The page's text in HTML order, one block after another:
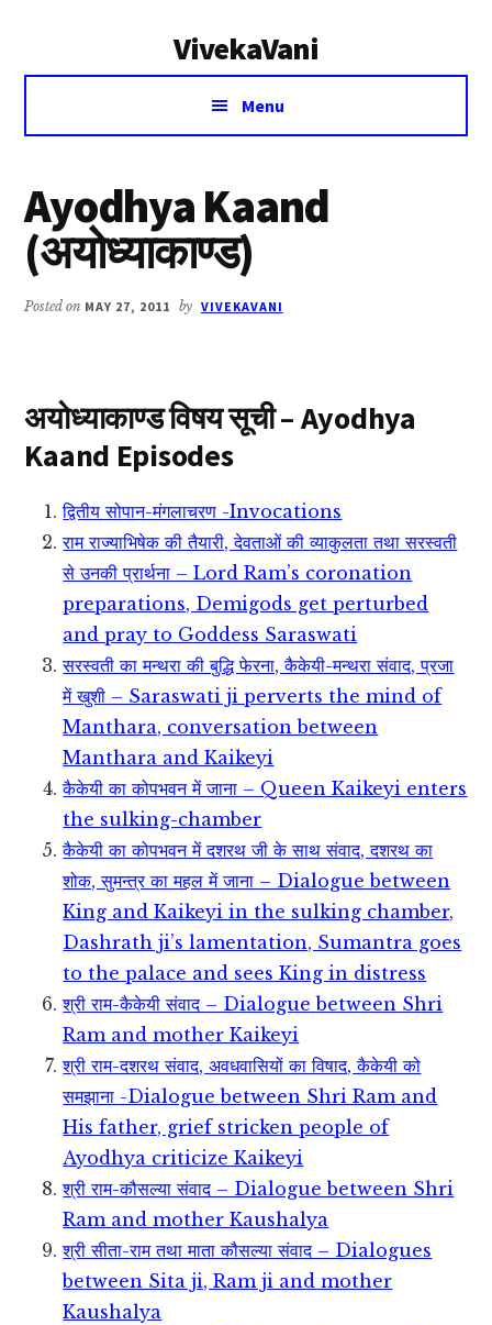
VivekaVani
Voice
Vivekananda
Menu
Ayodhya Kaand
(अयोध्याकाण्ड)
Posted on MAY 27, 2011 by VIVEKAVANI
अयोध्याकाण्ड विषय सूची – Ayodhya
Kaand Episodes
द्वितीय सोपान-मंगलाचरण -Invocations
राम राज्याभिषेक की तैयारी, देवताओं की व्याकुलता तथा सरस्वती
से उनकी प्रार्थना – Lord Ram’s coronation
preparations, Demigods get perturbed
and pray to Goddess Saraswati
सरस्वती का मन्थरा की बुद्धि फेरना, कैकेयी-मन्थरा संवाद, प्रजा
में खुशी – Saraswati ji perverts the mind of
Manthara, conversation between
Manthara and Kaikeyi
कैकेयी का कोपभवन में जाना – Queen Kaikeyi enters
the sulking-chamber
कैकेयी का कोपभवन में दशरथ जी के साथ संवाद, दशरथ का
शोक, सुमन्त्र का महल में जाना – Dialogue between
King and Kaikeyi in the sulking chamber,
Dashrath ji’s lamentation, Sumantra goes
to the palace and sees King in distress
श्री राम-कैकेयी संवाद – Dialogue between Shri
Ram and mother Kaikeyi
श्री राम-दशरथ संवाद, अवधवासियों का विषाद, कैकेयी को
समझाना -Dialogue between Shri Ram and
His father, grief stricken people of
Ayodhya criticize Kaikeyi
श्री राम-कौसल्या संवाद – Dialogue between Shri
Ram and mother Kaushalya
श्री सीता-राम तथा माता कौसल्या संवाद – Dialogues
between Sita ji, Ram ji and mother
Kaushalya